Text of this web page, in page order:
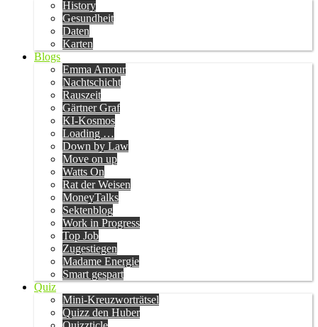
History
Gesundheit
Daten
Karten
Blogs
Emma Amour
Nachtschicht
Rauszeit
Gärtner Graf
KI-Kosmos
Loading …
Down by Law
Move on up
Watts On
Rat der Weisen
MoneyTalks
Sektenblog
Work in Progress
Top Job
Zugestiegen
Madame Energie
Smart gespart
Quiz
Mini-Kreuzworträtsel
Quizz den Huber